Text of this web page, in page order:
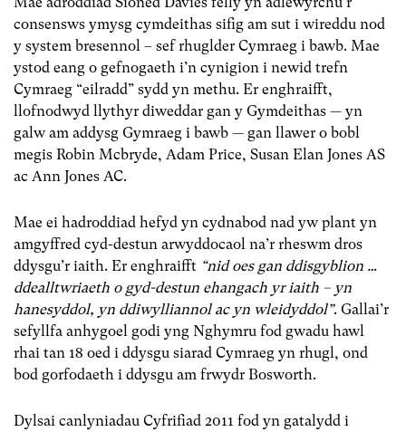
consensws ymysg cymdeithas sifig am sut i wireddu nod
y system bresennol – sef rhuglder Cymraeg i bawb. Mae
ystod eang o gefnogaeth i’n cynigion i newid trefn
Cymraeg “eilradd” sydd yn methu. Er enghraifft,
llofnodwyd llythyr diweddar gan y Gymdeithas — yn
galw am addysg Gymraeg i bawb — gan llawer o bobl
megis Robin Mcbryde, Adam Price, Susan Elan Jones AS
ac Ann Jones AC.
Mae ei hadroddiad hefyd yn cydnabod nad yw plant yn
amgyffred cyd-destun arwyddocaol na’r rheswm dros
ddysgu’r iaith. Er enghraifft “nid oes gan ddisgyblion …
ddealltwriaeth o gyd-destun ehangach yr iaith – yn
hanesyddol, yn ddiwylliannol ac yn wleidyddol”. Gallai’r
sefyllfa anhygoel godi yng Nghymru fod gwadu hawl
rhai tan 18 oed i ddysgu siarad Cymraeg yn rhugl, ond
bod gorfodaeth i ddysgu am frwydr Bosworth.
Dylsai canlyniadau Cyfrifiad 2011 fod yn gatalydd i